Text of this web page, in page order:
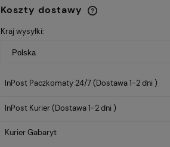
Koszty dostawy
Kraj wysyłki:
InPost Paczkomaty 24/7(Dostawa 1-2 dni )
InPost Kurier(Dostawa 1-2 dni )
Kurier Gabaryt